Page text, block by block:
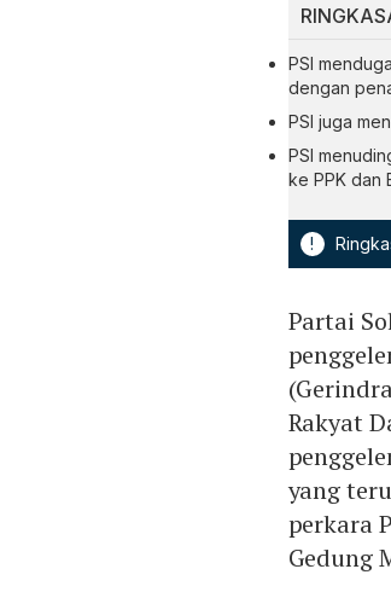
PSI
dengan
PSI juga
PSI
ke PPK dan
!
Partai
Rakyat
yang
perkara
Gedung